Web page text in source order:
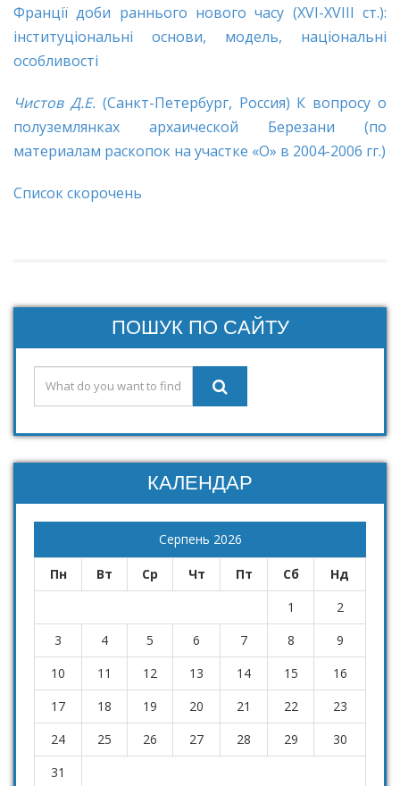
Франції доби раннього нового часу (XVI-XVIII ст.):
інституціональні основи, модель, національні
особливості
Чистов Д.Е.(Санкт-Петербург, Россия) К вопросу о
полуземлянках архаической Березани (по
материалам раскопок на участке «О» в 2004-2006 гг.)
Список скорочень
ПОШУК ПО САЙТУ
КАЛЕНДАР
Серпень 2026
Пн Вт Ср Чт Пт Сб
Нд
1
2
3
4 5 6 7 8
9
10
11 12 13 14 15
16
17
18 19 20 21 22
23
24
25 26 27 28 29
30
31